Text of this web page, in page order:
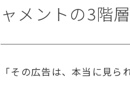
ャメントの3階
「その広告は、本当に見ら